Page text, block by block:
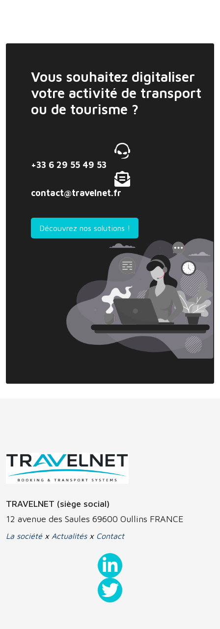
Vous souhaitez digitaliser
votre activité de transport
ou de tourisme ?
+33 6 29 55 49 53
contact@travelnet.fr
Découvrez nos solutions !
TRAVELNET (siège social)
12 avenue des Saules 69600 Oullins FRANCE
La société x Actualitésx Contact